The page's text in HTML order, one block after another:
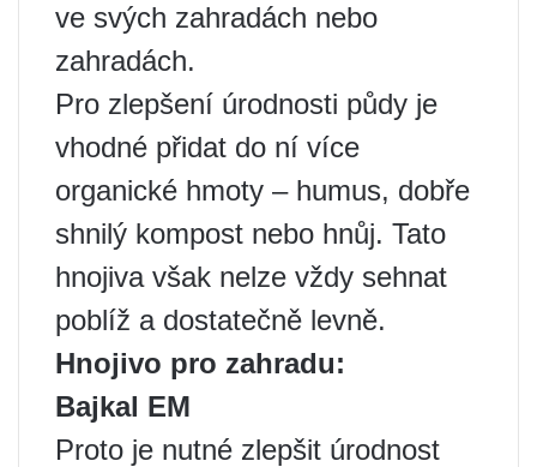
ve svých zahradách nebo
zahradách.
Pro zlepšení úrodnosti půdy je
vhodné přidat do ní více
organické hmoty – humus, dobře
shnilý kompost nebo hnůj. Tato
hnojiva však nelze vždy sehnat
poblíž a dostatečně levně.
Hnojivo pro zahradu:
Bajkal EM
Proto je nutné zlepšit úrodnost